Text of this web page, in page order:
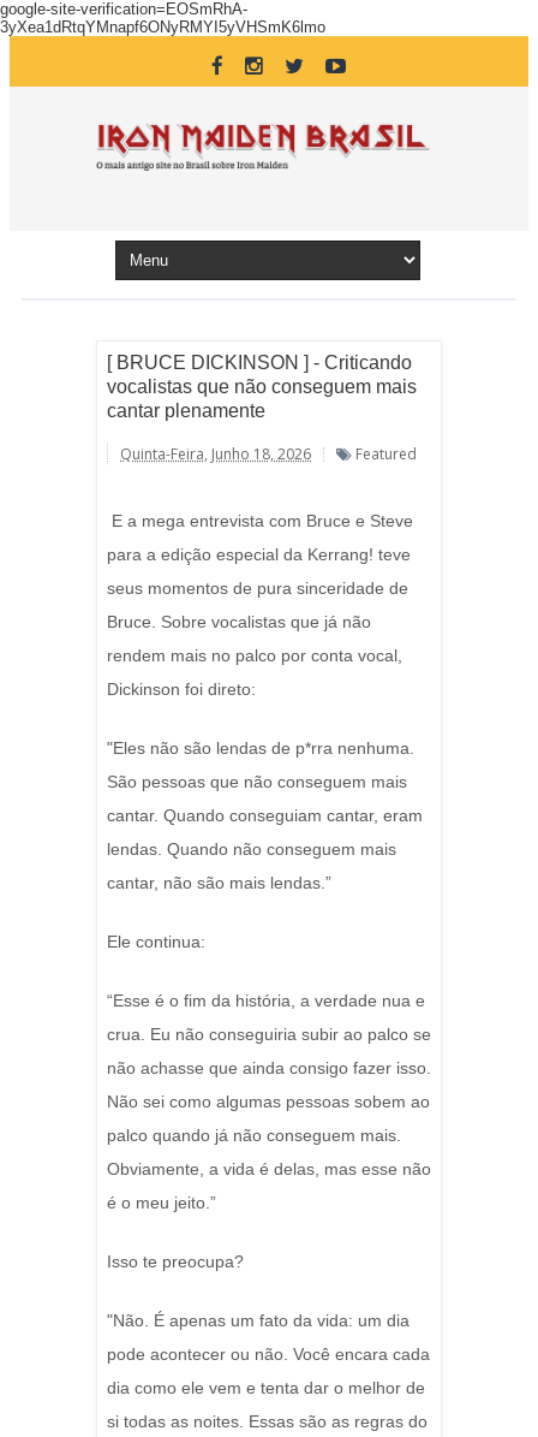
google-site-verification=EOSmRhA-
3yXea1dRtqYMnapf6ONyRMYI5yVHSmK6lmo
[ BRUCE DICKINSON ] - Criticando
vocalistas que não conseguem mais
cantar plenamente
Quinta-Feira, Junho 18, 2026 Featured
E a mega entrevista com Bruce e Steve
para a edição especial da Kerrang! teve
seus momentos de pura sinceridade de
Bruce. Sobre vocalistas que já não
rendem mais no palco por conta vocal,
Dickinson foi direto:
"Eles não são lendas de p*rra nenhuma.
São pessoas que não conseguem mais
cantar. Quando conseguiam cantar, eram
lendas. Quando não conseguem mais
cantar, não são mais lendas.”
Ele continua:
“Esse é o fim da história, a verdade nua e
crua. Eu não conseguiria subir ao palco se
não achasse que ainda consigo fazer isso.
Não sei como algumas pessoas sobem ao
palco quando já não conseguem mais.
Obviamente, a vida é delas, mas esse não
é o meu jeito.”
Isso te preocupa?
"Não. É apenas um fato da vida: um dia
pode acontecer ou não. Você encara cada
dia como ele vem e tenta dar o melhor de
si todas as noites. Essas são as regras do